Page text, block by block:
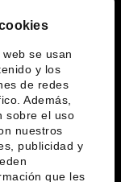
se usan
y los
de redes
Además,
sobre el uso
nuestros
publicidad y
que les